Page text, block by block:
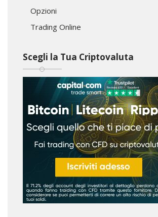
Opzioni
Trading Online
Scegli la Tua Criptovaluta